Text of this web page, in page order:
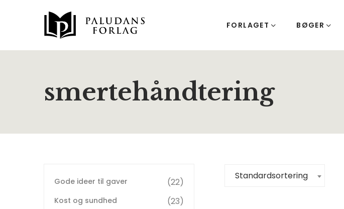
FORLAGET BØGER
smertehåndtering
Standardsortering
Gode ideer til gaver 22
Kost og sundhed 23